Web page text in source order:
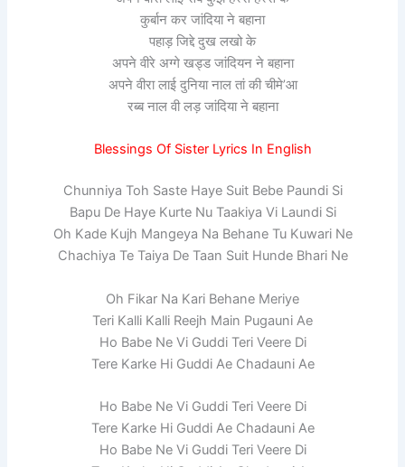
कुर्बान कर जांदिया ने बहाना
पहाड़ जिद्दे दुख लखो के
अपने वीरे अग्गे खड्ड जांदियन ने बहाना
अपने वीरा लाई दुनिया नाल तां की चीमे’आ
रब्ब नाल वी लड़ जांदिया ने बहाना
Blessings Of Sister Lyrics In English
Chunniya Toh Saste Haye Suit Bebe Paundi Si
Bapu De Haye Kurte Nu Taakiya Vi Laundi Si
Oh Kade Kujh Mangeya Na Behane Tu Kuwari Ne
Chachiya Te Taiya De Taan Suit Hunde Bhari Ne
Oh Fikar Na Kari Behane Meriye
Teri Kalli Kalli Reejh Main Pugauni Ae
Ho Babe Ne Vi Guddi Teri Veere Di
Tere Karke Hi Guddi Ae Chadauni Ae
Ho Babe Ne Vi Guddi Teri Veere Di
Tere Karke Hi Guddi Ae Chadauni Ae
Ho Babe Ne Vi Guddi Teri Veere Di